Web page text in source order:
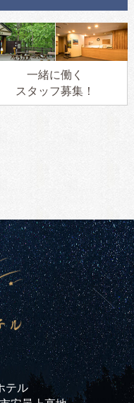
一緒に働く
スタッフ募集！
テル